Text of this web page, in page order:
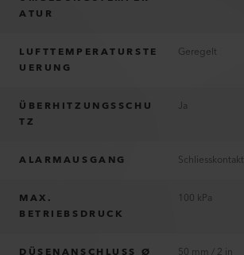
ATUR
LUFTTEMPERATURSTE
UERUNG
Geregelt
ÜBERHITZUNGSSCHU
TZ
Ja
ALARMAUSGANG Schliesskontakt
MAX.
BETRIEBSDRUCK
100 kPa